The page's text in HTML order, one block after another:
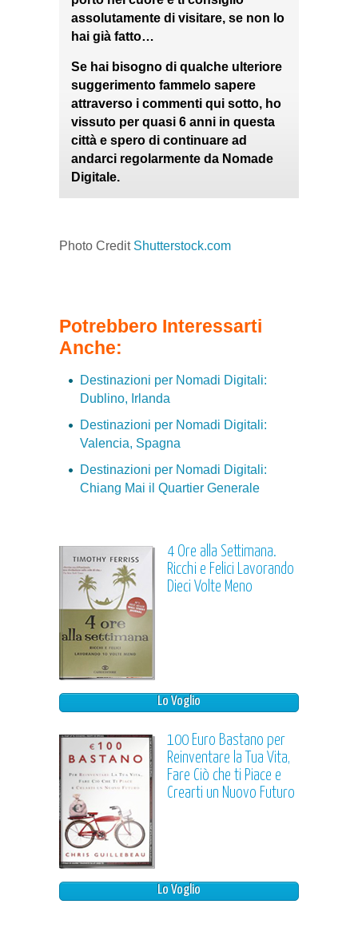
assolutamente di visitare, se non lo
hai già fatto…
Se hai bisogno di qualche ulteriore
suggerimento fammelo sapere
attraverso i commenti qui sotto, ho
vissuto per quasi 6 anni in questa
città e spero di continuare ad
andarci regolarmente da Nomade
Digitale.
Photo Credit Shutterstock.com
Potrebbero Interessarti
Anche:
Destinazioni per Nomadi Digitali:
Dublino, Irlanda
Destinazioni per Nomadi Digitali:
Valencia, Spagna
Destinazioni per Nomadi Digitali:
Chiang Mai il Quartier Generale
4 Ore alla Settimana.
Ricchi e Felici Lavorando
Dieci Volte Meno
Lo Voglio
100 Euro Bastano per
Reinventare la Tua Vita,
Fare Ciò che ti Piace e
Crearti un Nuovo Futuro
Lo Voglio